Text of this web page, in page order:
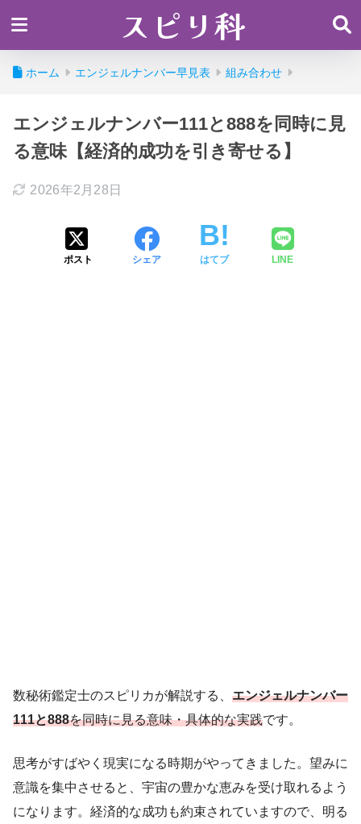
スピリ科
ホーム エンジェルナンバー早見表 組み合わせ
エンジェルナンバー111と888を同時に見
る意味【経済的成功を引き寄せる】
2026年2月28日
ポスト シェア はてブ LINE
数秘術鑑定士のスピリカが解説する、 エンジェルナンバー
111と888を同時に見る意味・具体的な実践です。
思考がすばやく現実になる時期がやってきました。望みに
意識を集中させると、宇宙の豊かな恵みを受け取れるよう
になります。経済的な成功も約束されていますので、明る